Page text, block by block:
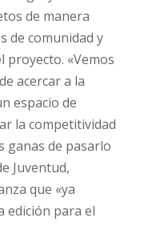
de manera
de comunidad y
proyecto. «Vemos
acercar a la
espacio de
la competitividad
ganas de pasarlo
Juventud,
que «ya
edición para el